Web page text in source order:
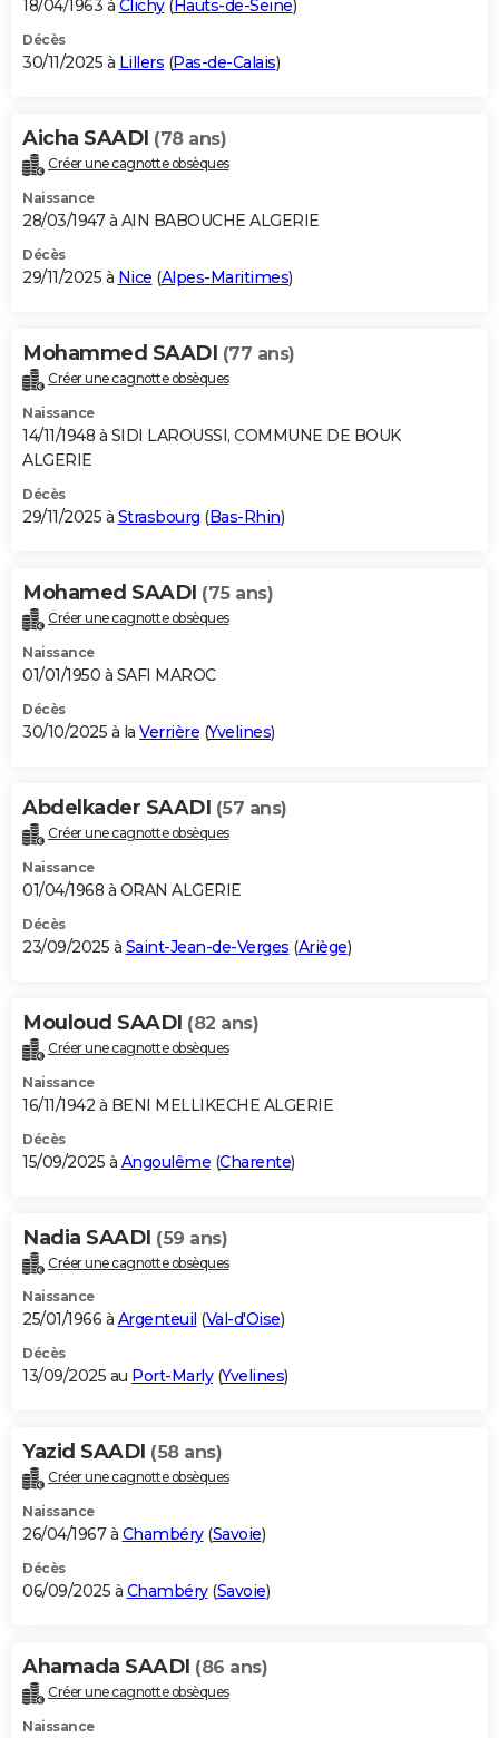
18/04/1963 à Clichy( Hauts-de-Seine)
Décès
30/11/2025 à Lillers (Pas-de-Calais)
Aicha SAADI (78 ans)
Créer une cagnotte obsèques
Naissance
28/03/1947 à AIN BABOUCHE ALGERIE
Décès
29/11/2025 à Nice (Alpes-Maritimes)
Mohammed SAADI (77 ans)
Créer une cagnotte obsèques
Naissance
14/11/1948 à SIDI LAROUSSI, COMMUNE DE BOUK
ALGERIE
Décès
29/11/2025 à Strasbourg (Bas-Rhin)
Mohamed SAADI (75 ans)
Créer une cagnotte obsèques
Naissance
01/01/1950 à SAFI MAROC
Décès
30/10/2025 à la Verrière (Yvelines)
Abdelkader SAADI (57 ans)
Créer une cagnotte obsèques
Naissance
01/04/1968 à ORAN ALGERIE
Décès
23/09/2025 à Saint-Jean-de-Verges (Ariège)
Mouloud SAADI (82 ans)
Créer une cagnotte obsèques
Naissance
16/11/1942 à BENI MELLIKECHE ALGERIE
Décès
15/09/2025 à Angoulême (Charente)
Nadia SAADI (59 ans)
Créer une cagnotte obsèques
Naissance
25/01/1966 à Argenteuil (Val-d'Oise)
Décès
13/09/2025 au Port-Marly(Yvelines)
Yazid SAADI (58 ans)
Créer une cagnotte obsèques
Naissance
26/04/1967 à Chambéry(Savoie)
Décès
06/09/2025 à Chambéry(Savoie)
Ahamada SAADI (86 ans)
Créer une cagnotte obsèques
Naissance